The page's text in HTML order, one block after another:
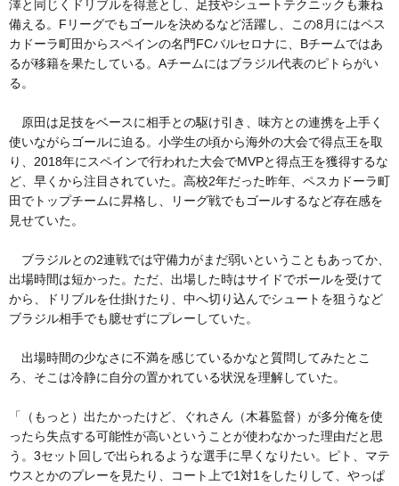
澤と同じくドリブルを得意とし、足技やシュートテクニックも兼ね
備える。Fリーグでもゴールを決めるなど活躍し、この8月にはペス
カドーラ町田からスペインの名門FCバルセロナに、Bチームではあ
るが移籍を果たしている。Aチームにはブラジル代表のピトらがい
る。
原田は足技をベースに相手との駆け引き、味方との連携を上手く
使いながらゴールに迫る。小学生の頃から海外の大会で得点王を取
り、2018年にスペインで行われた大会でMVPと得点王を獲得するな
ど、早くから注目されていた。高校2年だった昨年、ペスカドーラ町
田でトップチームに昇格し、リーグ戦でもゴールするなど存在感を
見せていた。
ブラジルとの2連戦では守備力がまだ弱いということもあってか、
出場時間は短かった。ただ、出場した時はサイドでボールを受けて
から、ドリブルを仕掛けたり、中へ切り込んでシュートを狙うなど
ブラジル相手でも臆せずにプレーしていた。
出場時間の少なさに不満を感じているかなと質問してみたとこ
ろ、そこは冷静に自分の置かれている状況を理解していた。
「（もっと）出たかったけど、ぐれさん（木暮監督）が多分俺を使
ったら失点する可能性が高いということが使わなかった理由だと思
う。3セット回しで出られるような選手に早くなりたい。ピト、マテ
ウスとかのプレーを見たり、コート上で1対1をしたりして、やっぱ